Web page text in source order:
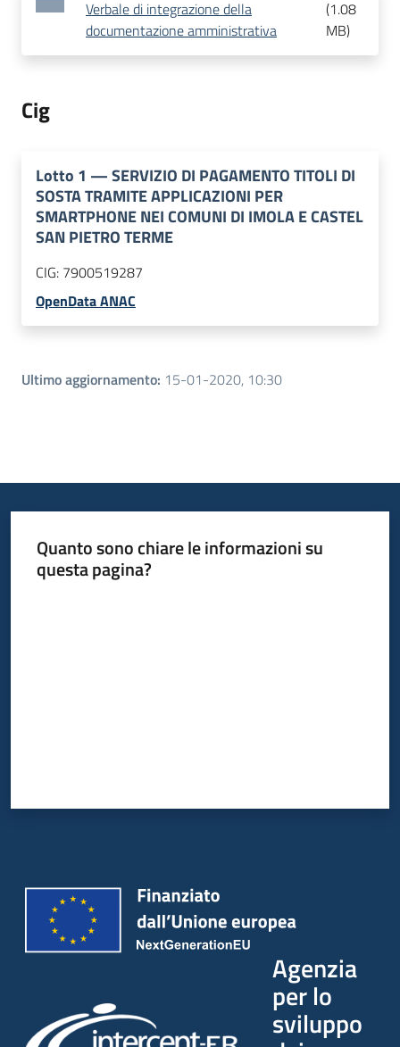
Verbale di integrazione della
documentazione amministrativa
(1.08
MB)
Cig
Lotto 1 —SERVIZIO DI PAGAMENTO TITOLI DI
SOSTA TRAMITE APPLICAZIONI PER
SMARTPHONE NEI COMUNI DI IMOLA E CASTEL
SAN PIETRO TERME
CIG: 7900519287
OpenData ANAC
Ultimo aggiornamento: 15-01-2020, 10:30
Quanto sono chiare le informazioni su
questa pagina?
Agenzia
per lo
sviluppo